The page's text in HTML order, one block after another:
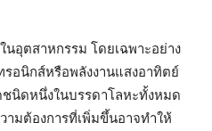
นอุตสาหกรรม โดยเฉพาะอย่าง
รอนิกส์หรือพลังงานแสงอาทิตย์
นิดหนึ่งในบรรดาโลหะทั้งหมด
ามต้องการที่เพิ่มขึ้นอาจทำให้